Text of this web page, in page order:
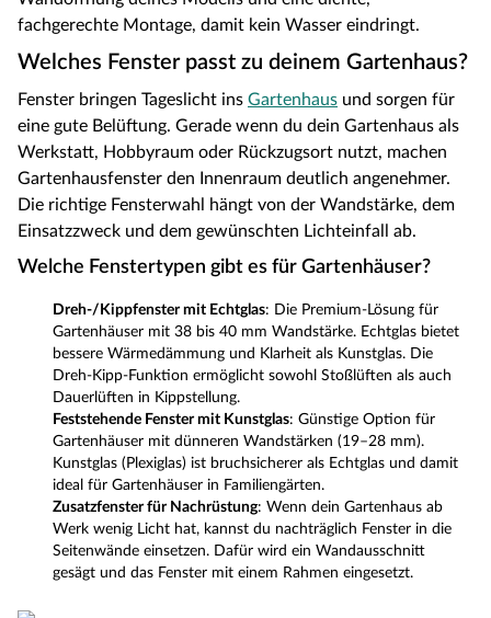
fachgerechte Montage, damit kein Wasser eindringt.
Welches Fenster passt zu deinem Gartenhaus?
Fenster bringen Tageslicht ins Gartenhaus und sorgen für
eine gute Belüftung. Gerade wenn du dein Gartenhaus als
Werkstatt, Hobbyraum oder Rückzugsort nutzt, machen
Gartenhausfenster den Innenraum deutlich angenehmer.
Die richtige Fensterwahl hängt von der Wandstärke, dem
Einsatzzweck und dem gewünschten Lichteinfall ab.
Welche Fenstertypen gibt es für Gartenhäuser?
Dreh-/Kippfenster mit Echtglas: Die Premium-Lösung für
Gartenhäuser mit 38 bis 40 mm Wandstärke. Echtglas bietet
bessere Wärmedämmung und Klarheit als Kunstglas. Die
Dreh-Kipp-Funktion ermöglicht sowohl Stoßlüften als auch
Dauerlüften in Kippstellung.
Feststehende Fenster mit Kunstglas: Günstige Option für
Gartenhäuser mit dünneren Wandstärken (19–28 mm).
Kunstglas (Plexiglas) ist bruchsicherer als Echtglas und damit
ideal für Gartenhäuser in Familiengärten.
Zusatzfenster für Nachrüstung: Wenn dein Gartenhaus ab
Werk wenig Licht hat, kannst du nachträglich Fenster in die
Seitenwände einsetzen. Dafür wird ein Wandausschnitt
gesägt und das Fenster mit einem Rahmen eingesetzt.